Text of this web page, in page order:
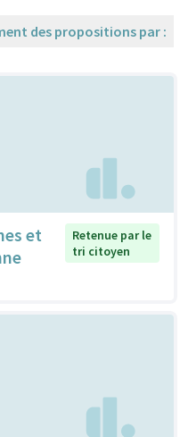
des propositions par :
et
Retenue par le
tri citoyen